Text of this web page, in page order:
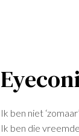
Ik ben niet
Ik ben die